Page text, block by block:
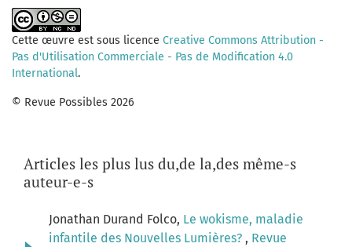
Cette œuvre est sous licence Creative Commons Attribution -
Pas d'Utilisation Commerciale - Pas de Modification 4.0
International.
© Revue Possibles 2026
Articles les plus lus du,de la,des même-s
auteur-e-s
Jonathan Durand Folco, Le wokisme, maladie
infantile des Nouvelles Lumières? , Revue